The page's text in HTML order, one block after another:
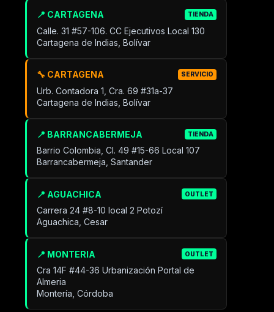
📍 CARTAGENA TIENDA
Calle. 31 #57-106. CC Ejecutivos Local 130
Cartagena de Indias, Bolívar
🔧 CARTAGENA SERVICIO
Urb. Contadora 1, Cra. 69 #31a-37
Cartagena de Indias, Bolívar
📍 BARRANCABERMEJA TIENDA
Barrio Colombia, Cl. 49 #15-66 Local 107
Barrancabermeja, Santander
📍 AGUACHICA OUTLET
Carrera 24 #8-10 local 2 Potozí
Aguachica, Cesar
📍 MONTERIA OUTLET
Cra 14F #44-36 Urbanización Portal de
Almeria
Montería, Córdoba